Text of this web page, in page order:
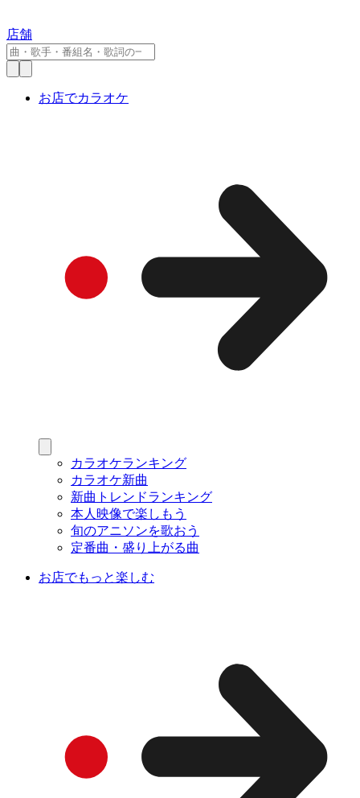
店舗
お店でカラオケ
カラオケランキング
カラオケ新曲
新曲トレンドランキング
本人映像で楽しもう
旬のアニソンを歌おう
定番曲・盛り上がる曲
お店でもっと楽しむ